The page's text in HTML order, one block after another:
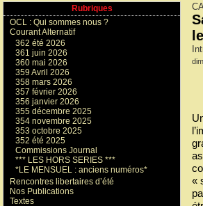
«
Rubriques
OCL : Qui sommes nous ?
Courant Alternatif
362 été 2026
361 juin 2026
360 mai 2026
359 Avril 2026
358 mars 2026
357 février 2026
356 janvier 2026
355 décembre 2025
354 novembre 2025
353 octobre 2025
352 été 2025
Commissions Journal
*** LES HORS SERIES ***
*LE MENSUEL : anciens numéros*
Rencontres libertaires d’été
Nos Publications
Textes